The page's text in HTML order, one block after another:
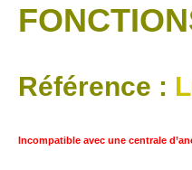
Référence :
Incompatible avec une centrale